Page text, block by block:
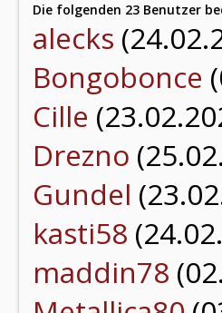
Die folgenden 23 Benutzer
alecks
Bongobonce
Cille
Drezno
Gundel
kasti58
maddin78